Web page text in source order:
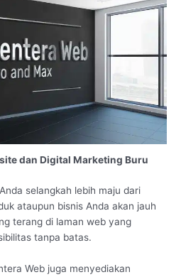
dan Digital Marketing Buru
selangkah lebih maju dari
ataupun bisnis Anda akan jauh
terang di laman web yang
tanpa batas.
Web juga menyediakan